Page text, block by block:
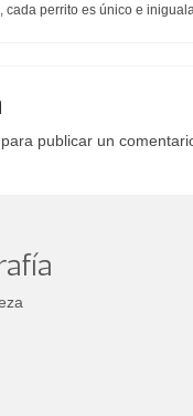
cada perrito es único e
para publicar un